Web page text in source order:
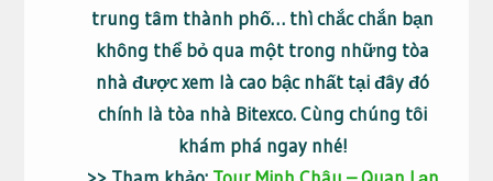
trung tâm thành phố… thì chắc chắn bạn
không thể bỏ qua một trong những tòa
nhà được xem là cao bậc nhất tại đây đó
chính là tòa nhà Bitexco. Cùng chúng tôi
khám phá ngay nhé!